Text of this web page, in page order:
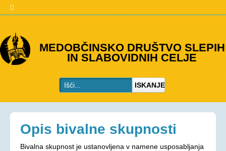
MEDOBČINSKO DRUŠTVO SLEPIH
IN SLABOVIDNIH CELJE
ISKANJE
O DRUŠTVU
Predstavitev
Organi društva
PROGRAMI
Opis bivalne skupnosti
Bivalna skupnost je ustanovljena v namene usposabljanja